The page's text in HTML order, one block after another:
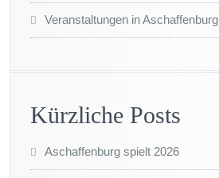
Veranstaltungen in Aschaffenburg
Kürzliche Posts
Aschaffenburg spielt 2026